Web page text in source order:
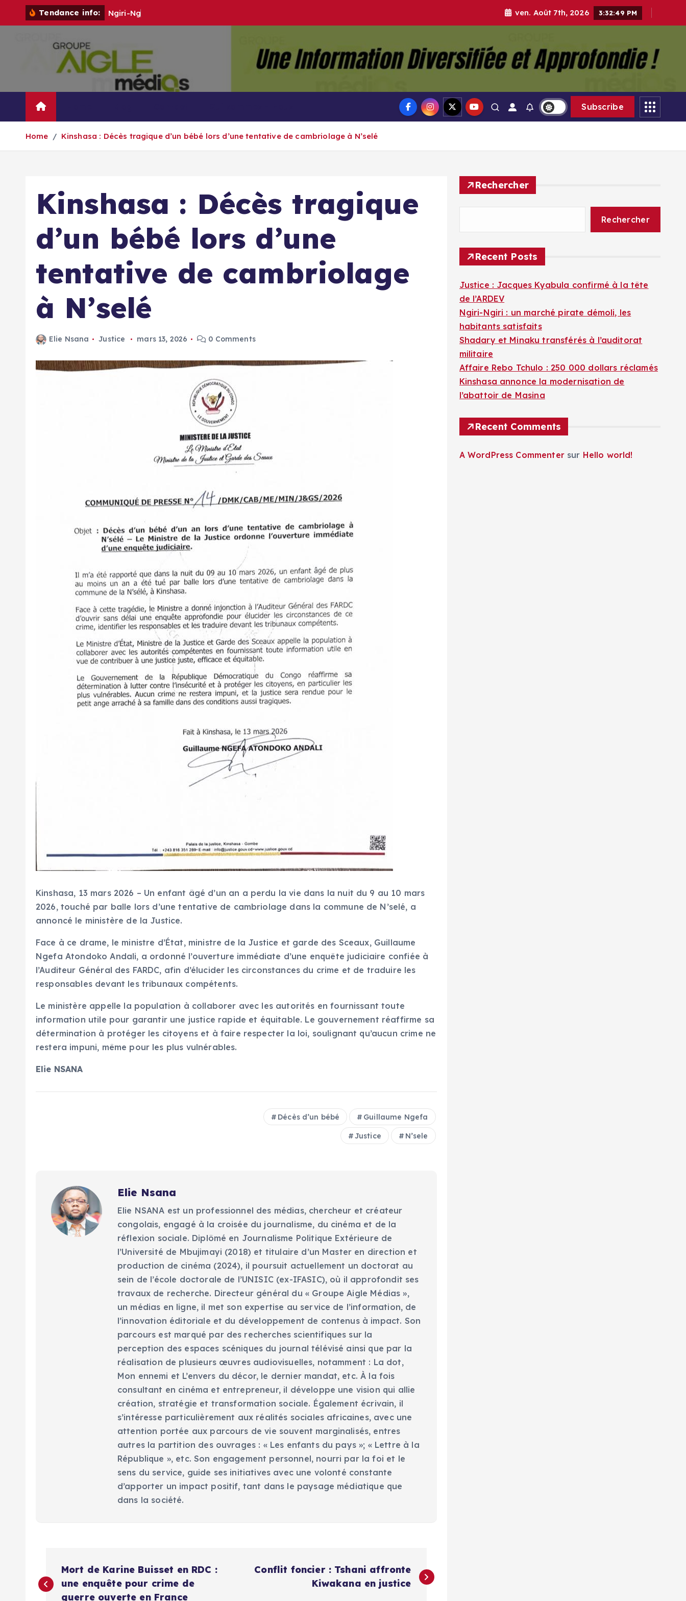
Tendance info: Ngiri-Ng ven. Août 7th, 2026 3:32:50 PM
Groupe Aigle Médias
Subscribe
Home Kinshasa : Décès tragique d’un bébé lors d’une tentative de cambriolage à N’selé
Kinshasa : Décès tragique
d’un bébé lors d’une
tentative de cambriolage
à N’selé
Elie Nsana Justice mars 13, 2026 0 Comments
Kinshasa, 13 mars 2026 – Un enfant âgé d’un an a perdu la vie dans la nuit du 9 au 10 mars
2026, touché par balle lors d’une tentative de cambriolage dans la commune de N’selé, a
annoncé le ministère de la Justice.
Face à ce drame, le ministre d’État, ministre de la Justice et garde des Sceaux, Guillaume
Ngefa Atondoko Andali, a ordonné l’ouverture immédiate d’une enquête judiciaire confiée à
l’Auditeur Général des FARDC, afin d’élucider les circonstances du crime et de traduire les
responsables devant les tribunaux compétents.
Le ministère appelle la population à collaborer avec les autorités en fournissant toute
information utile pour garantir une justice rapide et équitable. Le gouvernement réaffirme sa
détermination à protéger les citoyens et à faire respecter la loi, soulignant qu’aucun crime ne
restera impuni, même pour les plus vulnérables.
Elie NSANA
Décès d’un bébé Guillaume Ngefa
Justice N’sele
Elie Nsana
Elie NSANA est un professionnel des médias, chercheur et créateur
congolais, engagé à la croisée du journalisme, du cinéma et de la
réflexion sociale. Diplômé en Journalisme Politique Extérieure de
l’Université de Mbujimayi (2018) et titulaire d’un Master en direction et
production de cinéma (2024), il poursuit actuellement un doctorat au
sein de l’école doctorale de l’UNISIC (ex-IFASIC), où il approfondit ses
travaux de recherche. Directeur général du « Groupe Aigle Médias »,
un médias en ligne, il met son expertise au service de l’information, de
l’innovation éditoriale et du développement de contenus à impact. Son
parcours est marqué par des recherches scientifiques sur la
perception des espaces scéniques du journal télévisé ainsi que par la
réalisation de plusieurs œuvres audiovisuelles, notamment : La dot,
Mon ennemi et L’envers du décor, le dernier mandat, etc. À la fois
consultant en cinéma et entrepreneur, il développe une vision qui allie
création, stratégie et transformation sociale. Également écrivain, il
s’intéresse particulièrement aux réalités sociales africaines, avec une
attention portée aux parcours de vie souvent marginalisés, entres
autres la partition des ouvrages : « Les enfants du pays »; « Lettre à la
République », etc. Son engagement personnel, nourri par la foi et le
sens du service, guide ses initiatives avec une volonté constante
d’apporter un impact positif, tant dans le paysage médiatique que
dans la société.
a
Mort de Karine Buisset en RDC :
une enquête pour crime de
guerre ouverte en France
Conflit foncier : Tshani affronte
Kiwakana en justice
Rechercher
Rechercher
Recent Posts
Justice : Jacques Kyabula confirmé à la tête
de l’ARDEV
Ngiri-Ngiri : un marché pirate démoli, les
habitants satisfaits
Shadary et Minaku transférés à l’auditorat
militaire
Affaire Rebo Tchulo : 250 000 dollars réclamés
Kinshasa annonce la modernisation de
l’abattoir de Masina
Recent Comments
A WordPress Commentersur Hello world!